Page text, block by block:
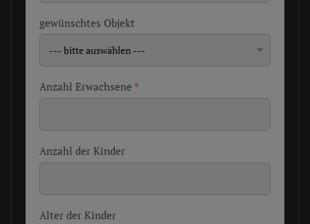
gewünschtes Objekt
Anzahl Erwachsene *
Anzahl der Kinder
Alter der Kinder